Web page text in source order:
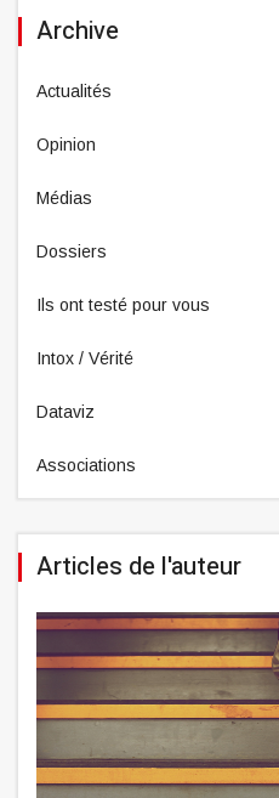
Archive
Actualités
Opinion
Médias
Dossiers
Ils ont testé pour vous
Intox / Vérité
Dataviz
Associations
Articles de l'auteur